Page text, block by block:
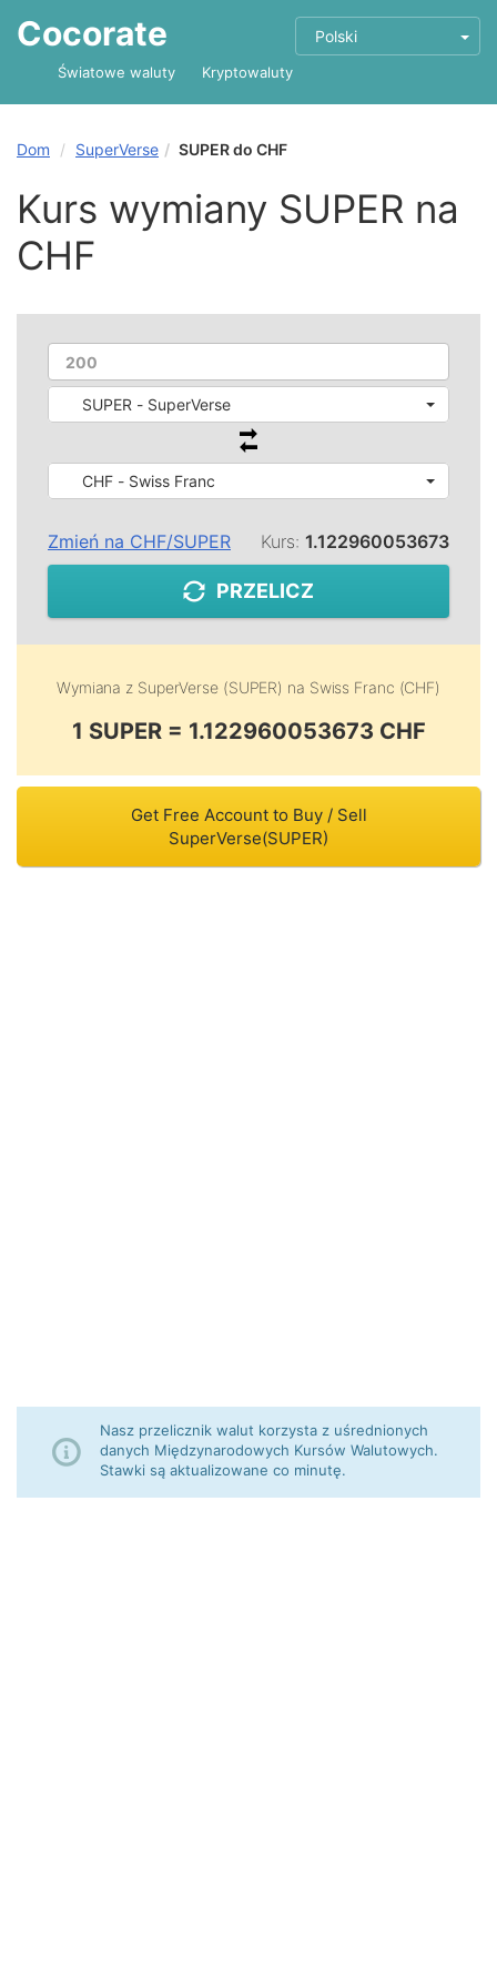
Cocorate Polski
Światowe waluty Kryptowaluty
Dom SuperVerse SUPER do CHF
Kurs wymiany SUPER na
CHF
SUPER - SuperVerse
CHF - Swiss Franc
Zmień na CHF/SUPER Kurs: 1.122960053673
PRZELICZ
Wymiana z SuperVerse (SUPER) na Swiss Franc (CHF)
1 SUPER = 1.122960053673 CHF
Get Free Account to Buy / Sell
SuperVerse(SUPER)
Nasz przelicznik walut korzysta z uśrednionych
danych Międzynarodowych Kursów Walutowych.
Stawki są aktualizowane co minutę.